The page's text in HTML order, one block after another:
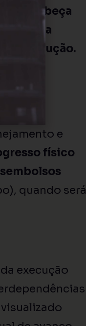
cabeça
execução.
e
físico
quando será
execução